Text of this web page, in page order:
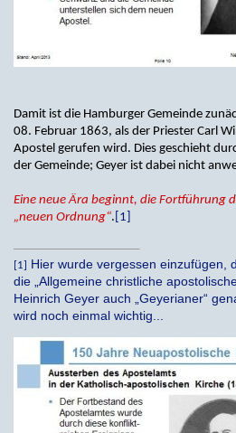
Damit ist die Hamburger Gemeinde
08. Februar 1863, als der Priester Carl
Apostel gerufen wird. Dies geschieht
der Gemeinde; Geyer ist dabei nicht
Eine neue Ära beginnt, die Fortführung
„neuen Ordnung“. [1]
[1] Hier wurde vergessen einzufügen,
die „Allgemeine christliche
Heinrich Geyer auch „Geyerianer“
wird noch einmal wichtig...